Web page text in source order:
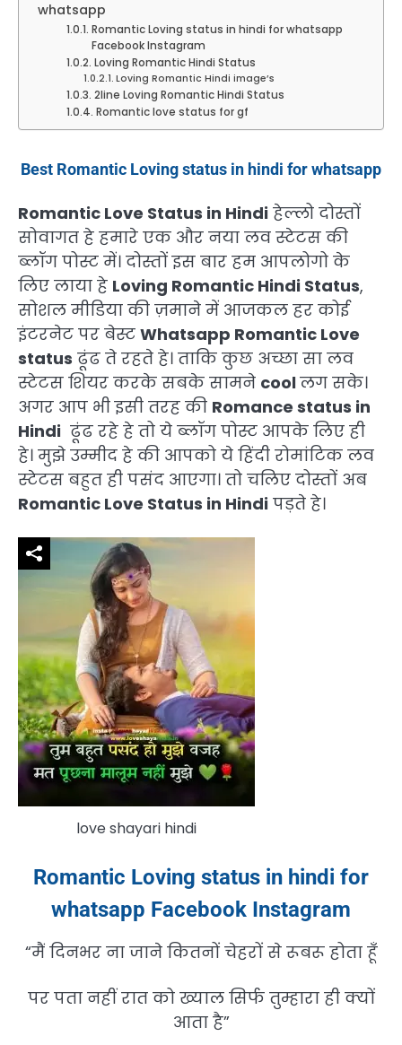
whatsapp
Romantic Loving status in hindi for whatsapp
Facebook Instagram
Loving Romantic Hindi Status
Loving Romantic Hindi image’s
2line Loving Romantic Hindi Status
Romantic love status for gf
Best Romantic Loving status in hindi for whatsapp
Romantic Love Status in Hindi हेल्लो दोस्तों
सोवागत हे हमारे एक और नया लव स्टेटस की
ब्लॉग पोस्ट में। दोस्तों इस बार हम आपलोगो के
लिए लाया हे Loving Romantic Hindi Status,
सोशल मीडिया की ज़माने में आजकल हर कोई
इंटरनेट पर बेस्ट Whatsapp Romantic Love
status ढूंढ ते रहते हे। ताकि कुछ अच्छा सा लव
स्टेटस शियर करके सबके सामने coolलग सके।
अगर आप भी इसी तरह की Romance status in
Hindi ढूंढ रहे हे तो ये ब्लॉग पोस्ट आपके लिए ही
हे। मुझे उम्मीद हे की आपको ये हिंदी रोमांटिक लव
स्टेटस बहुत ही पसंद आएगा। तो चलिए दोस्तों अब
Romantic Love Status in Hindi पड़ते हे।
love shayari hindi
Romantic Loving status in hindi for
whatsapp Facebook Instagram
“मैं दिनभर ना जाने कितनों चेहरों से रूबरू होता हूँ
पर पता नहीं रात को ख्याल सिर्फ तुम्हारा ही क्यों
आता है”